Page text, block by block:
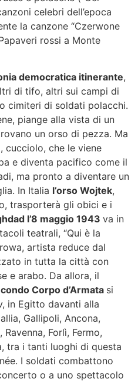
celebri dell’epoca
la canzone “Czerwone
rossi a Monte
democratica itinerante,
di tifo, altri sui campi di
cimiteri di soldati polacchi.
piange alla vista di un
un orso di pezza. Ma
cucciolo, che le viene
e diventa pacifico come il
ma pronto a diventare un
In Italia l’orso Wojtek,
trasporterà gli obici e i
l’8 maggio 1943 va in
teatrali, “Qui è la
artista reduce dal
in tutta la città con
e arabo. Da allora, il
Corpo d’Armata si
in Egitto davanti alla
Gallipoli, Ancona,
Forlì, Fermo,
tra i tanti luoghi di questa
I soldati combattono
o a uno spettacolo